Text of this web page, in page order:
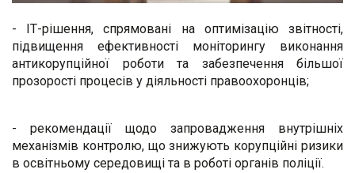
- ІТ-рішення, спрямовані на оптимізацію звітності,
підвищення ефективності моніторингу виконання
антикорупційної роботи та забезпечення більшої
прозорості процесів у діяльності правоохоронців;
- рекомендації щодо запровадження внутрішніх
механізмів контролю, що знижують корупційні ризики
в освітньому середовищі та в роботі органів поліції.